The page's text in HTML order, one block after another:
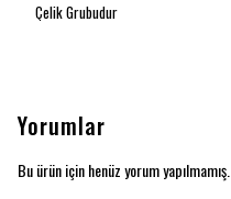
Çelik Grubudur
Yorumlar
Bu ürün için henüz yorum yapılmamış.